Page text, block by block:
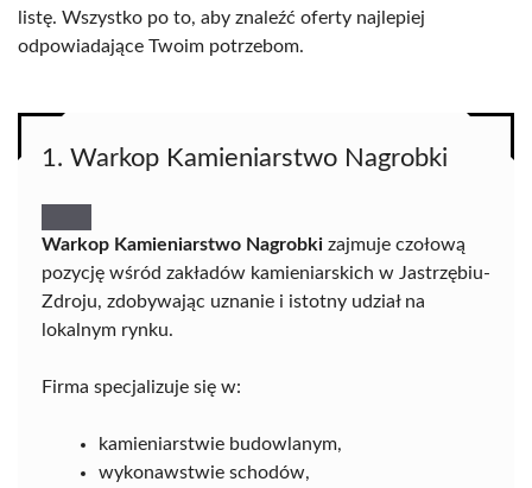
listę. Wszystko po to, aby znaleźć oferty najlepiej
odpowiadające Twoim potrzebom.
1. Warkop Kamieniarstwo Nagrobki
Warkop Kamieniarstwo Nagrobki zajmuje czołową
pozycję wśród zakładów kamieniarskich w Jastrzębiu-
Zdroju, zdobywając uznanie i istotny udział na
lokalnym rynku.
Firma specjalizuje się w:
kamieniarstwie budowlanym,
wykonawstwie schodów,